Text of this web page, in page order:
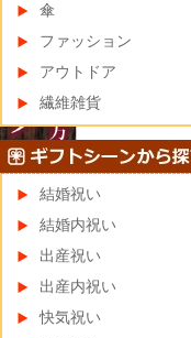
傘
ファッション
アウトドア
繊維雑貨
結婚祝い
結婚内祝い
出産祝い
出産内祝い
快気祝い